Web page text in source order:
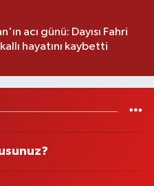
acı günü: Dayısı Fahri
hayatını kaybetti